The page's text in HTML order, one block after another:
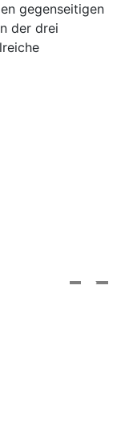
gegenseitigen
der drei